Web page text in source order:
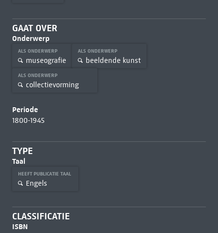
GAAT OVER
Onderwerp
ALS ONDERWERP
museografie
ALS ONDERWERP
beeldende kunst
ALS ONDERWERP
collectievorming
Periode
1800-1945
TYPE
Taal
HEEFT PUBLICATIE TAAL
Engels
CLASSIFICATIE
ISBN